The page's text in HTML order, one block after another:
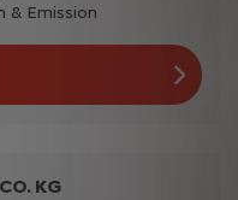
& Emission
KG